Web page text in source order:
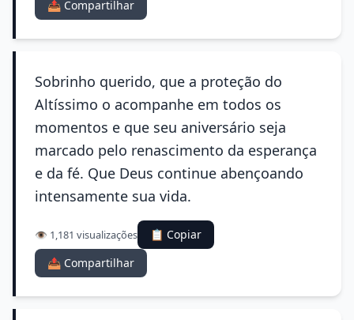
📤 Compartilhar
Sobrinho querido, que a proteção do
Altíssimo o acompanhe em todos os
momentos e que seu aniversário seja
marcado pelo renascimento da esperança
e da fé. Que Deus continue abençoando
intensamente sua vida.
👁️ 1,181 visualizações
📋 Copiar
📤 Compartilhar